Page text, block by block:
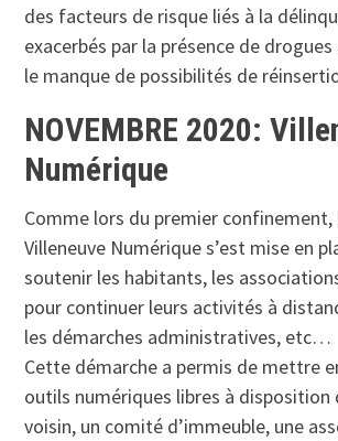
des facteurs de risque liés à la
exacerbés par la présence de
le manque de possibilités de
NOVEMBRE 2020:
Numérique
Comme lors du premier confinement,
Villeneuve Numérique s’est mise en
soutenir les habitants, les
pour continuer leurs activités à
les démarches administratives, etc…
Cette démarche a permis de mettre
outils numériques libres à disposition
voisin, un comité d’immeuble, une